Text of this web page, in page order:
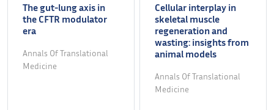
The gut-lung axis in
the CFTR modulator
era
Annals Of Translational
Medicine
Cellular interplay in
skeletal muscle
regeneration and
wasting: insights from
animal models
Annals Of Translational
Medicine